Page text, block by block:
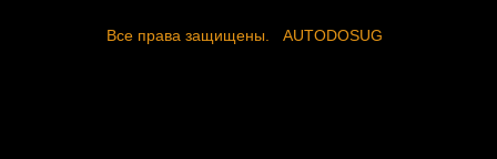
Все права защищены. AUTODOSUG